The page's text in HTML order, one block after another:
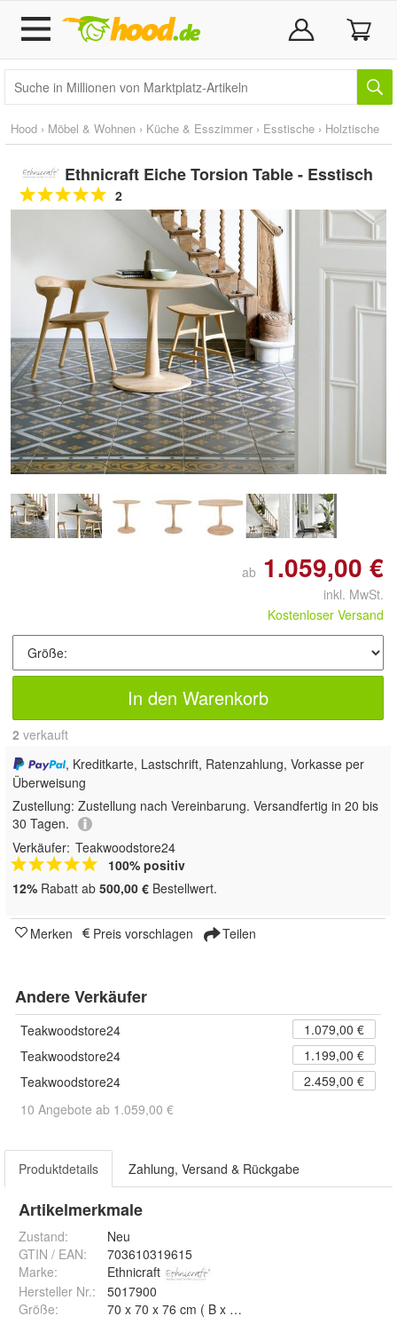
Hood › Möbel & Wohnen › Küche & Esszimmer › Esstische › Holztische
Ethnicraft Eiche Torsion Table - Esstisch
2
Doppelt antippen zum
vergrößern
ab 1.059,00 €
inkl. MwSt.
Kostenloser Versand
In den Warenkorb
2 verkauft
, Kreditkarte, Lastschrift, Ratenzahlung, Vorkasse per
Überweisung
Zustellung: Zustellung nach Vereinbarung. Versandfertig in 20 bis
30 Tagen.
Verkäufer: Teakwoodstore24
100% positiv
12% Rabatt ab 500,00 € Bestellwert.
Merken Preis vorschlagen Teilen
Andere Verkäufer
Teakwoodstore24
1.079,00 €
Teakwoodstore24
1.199,00 €
Teakwoodstore24
2.459,00 €
10 Angebote ab 1.059,00 €
Produktdetails Zahlung, Versand & Rückgabe
Artikelmerkmale
Zustand:
Neu
GTIN / EAN:
703610319615
Marke:
Ethnicraft
Hersteller Nr.:
5017900
Größe: